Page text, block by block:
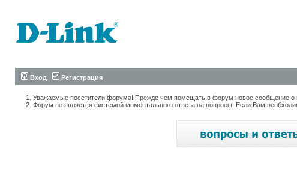
Вход Регистрация
Уважаемые посетители форума! Прежде чем помещать в форум новое сообщение о
Форум не является системой моментального ответа на вопросы. Если Вам